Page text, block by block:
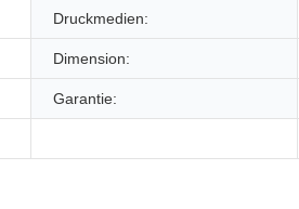
Druckmedien:
Dimension:
Garantie: